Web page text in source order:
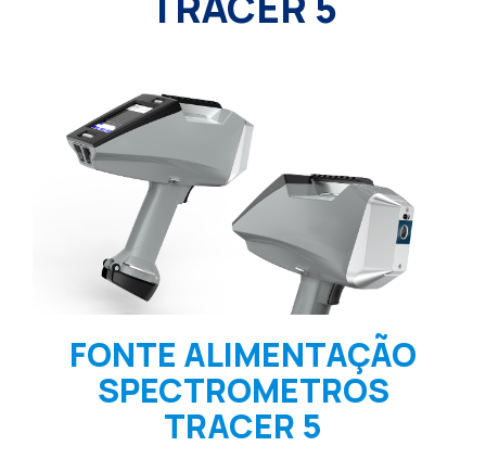
FONTE ALIMENTAÇÃO
SPECTROMETROS
TRACER 5